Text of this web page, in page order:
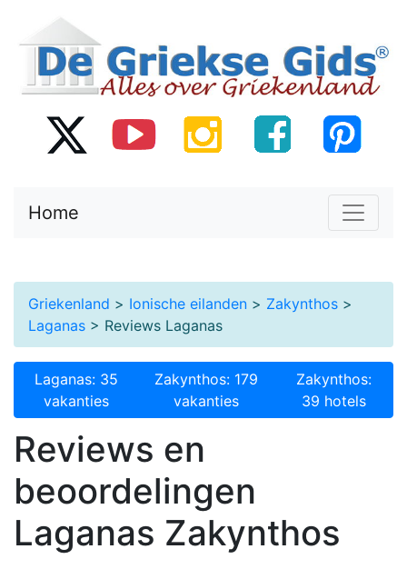
Home
Griekenland > Ionische eilanden > Zakynthos >
Laganas > Reviews Laganas
Laganas: 35
vakanties
Zakynthos: 179
vakanties
Zakynthos:
39 hotels
Reviews en
beoordelingen
Laganas Zakynthos